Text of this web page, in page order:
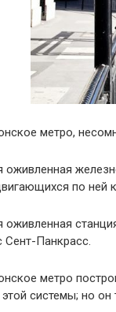
метро,
оживленная
по ней
оживленная
Сент-Панкрасс.
метро
этой системы; но